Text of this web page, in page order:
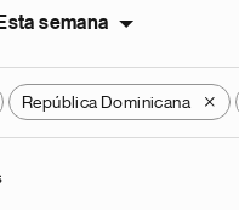
Esta semana
República Dominicana X